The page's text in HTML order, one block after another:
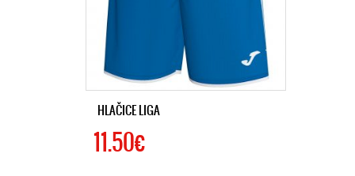
HLAČICE LIGA
11.50€